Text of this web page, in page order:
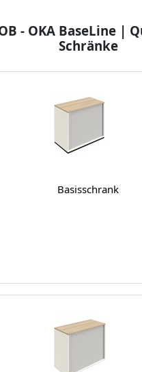
- OKA BaseLine |
Schränke
Basisschrank